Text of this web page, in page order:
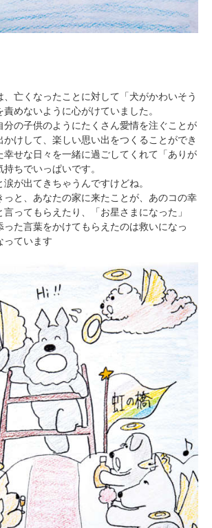
、亡くなったことに対して「犬がかわいそう
めないように心がけていました。
分の子供のようにたくさん愛情を注ぐことが
かけして、楽しい思い出をつくることができ
幸せな日々を一緒に過ごしてくれて「ありが
ちでいっぱいです。
が出てきちゃうんですけどね。
っと、あなたの家に来たことが、あのコの幸
ってもらえたり、「お星さまになった」
った言葉をかけてもらえたのは救いになっ
っています